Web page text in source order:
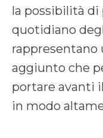
la possibilità di
quotidiano
rappresentano
aggiunto che
portare avanti
in modo